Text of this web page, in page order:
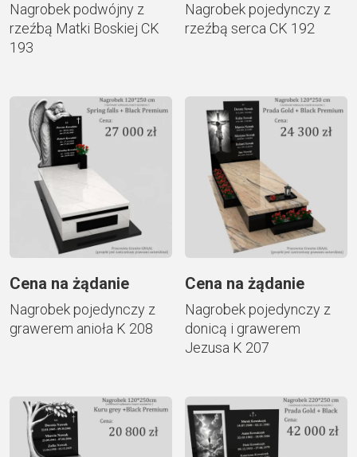
Nagrobek podwójny z
rzeźbą Matki Boskiej CK
193
Nagrobek pojedynczy z
rzeźbą serca CK 192
Cena na żądanie
Nagrobek pojedynczy z
grawerem anioła K 208
Cena na żądanie
Nagrobek pojedynczy z
donicą i grawerem
Jezusa K 207